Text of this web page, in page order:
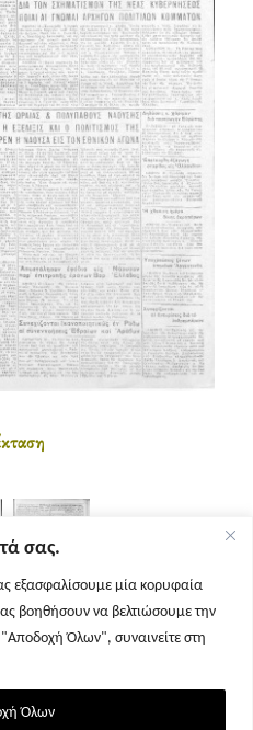
σας.
εξασφαλίσουμε μία κορυφαία
βοηθήσουν να βελτιώσουμε την
"Αποδοχή Όλων", συναινείτε στη
Όλων
Σελίδα 2